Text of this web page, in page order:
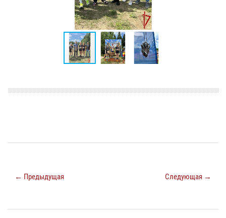
← Предыдущая Следующая →